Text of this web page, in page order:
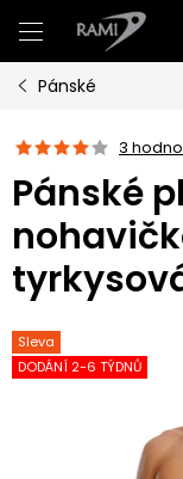
na
obsah
Pánské
3
Pánské
Sleva
DODÁNÍ 2-6 TÝDNŮ